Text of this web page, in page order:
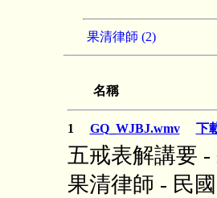
果清律師 (2)
名稱
1 GQ_WJBJ.wmv 下
五戒表解講要 -
果清律師 - 民